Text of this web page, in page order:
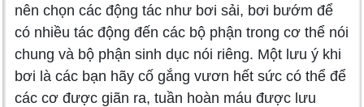
nên chọn các động tác như bơi sải, bơi bướm để
có nhiều tác động đến các bộ phận trong cơ thể nói
chung và bộ phận sinh dục nói riêng. Một lưu ý khi
bơi là các bạn hãy cố gắng vươn hết sức có thể để
các cơ được giãn ra, tuần hoàn máu được lưu